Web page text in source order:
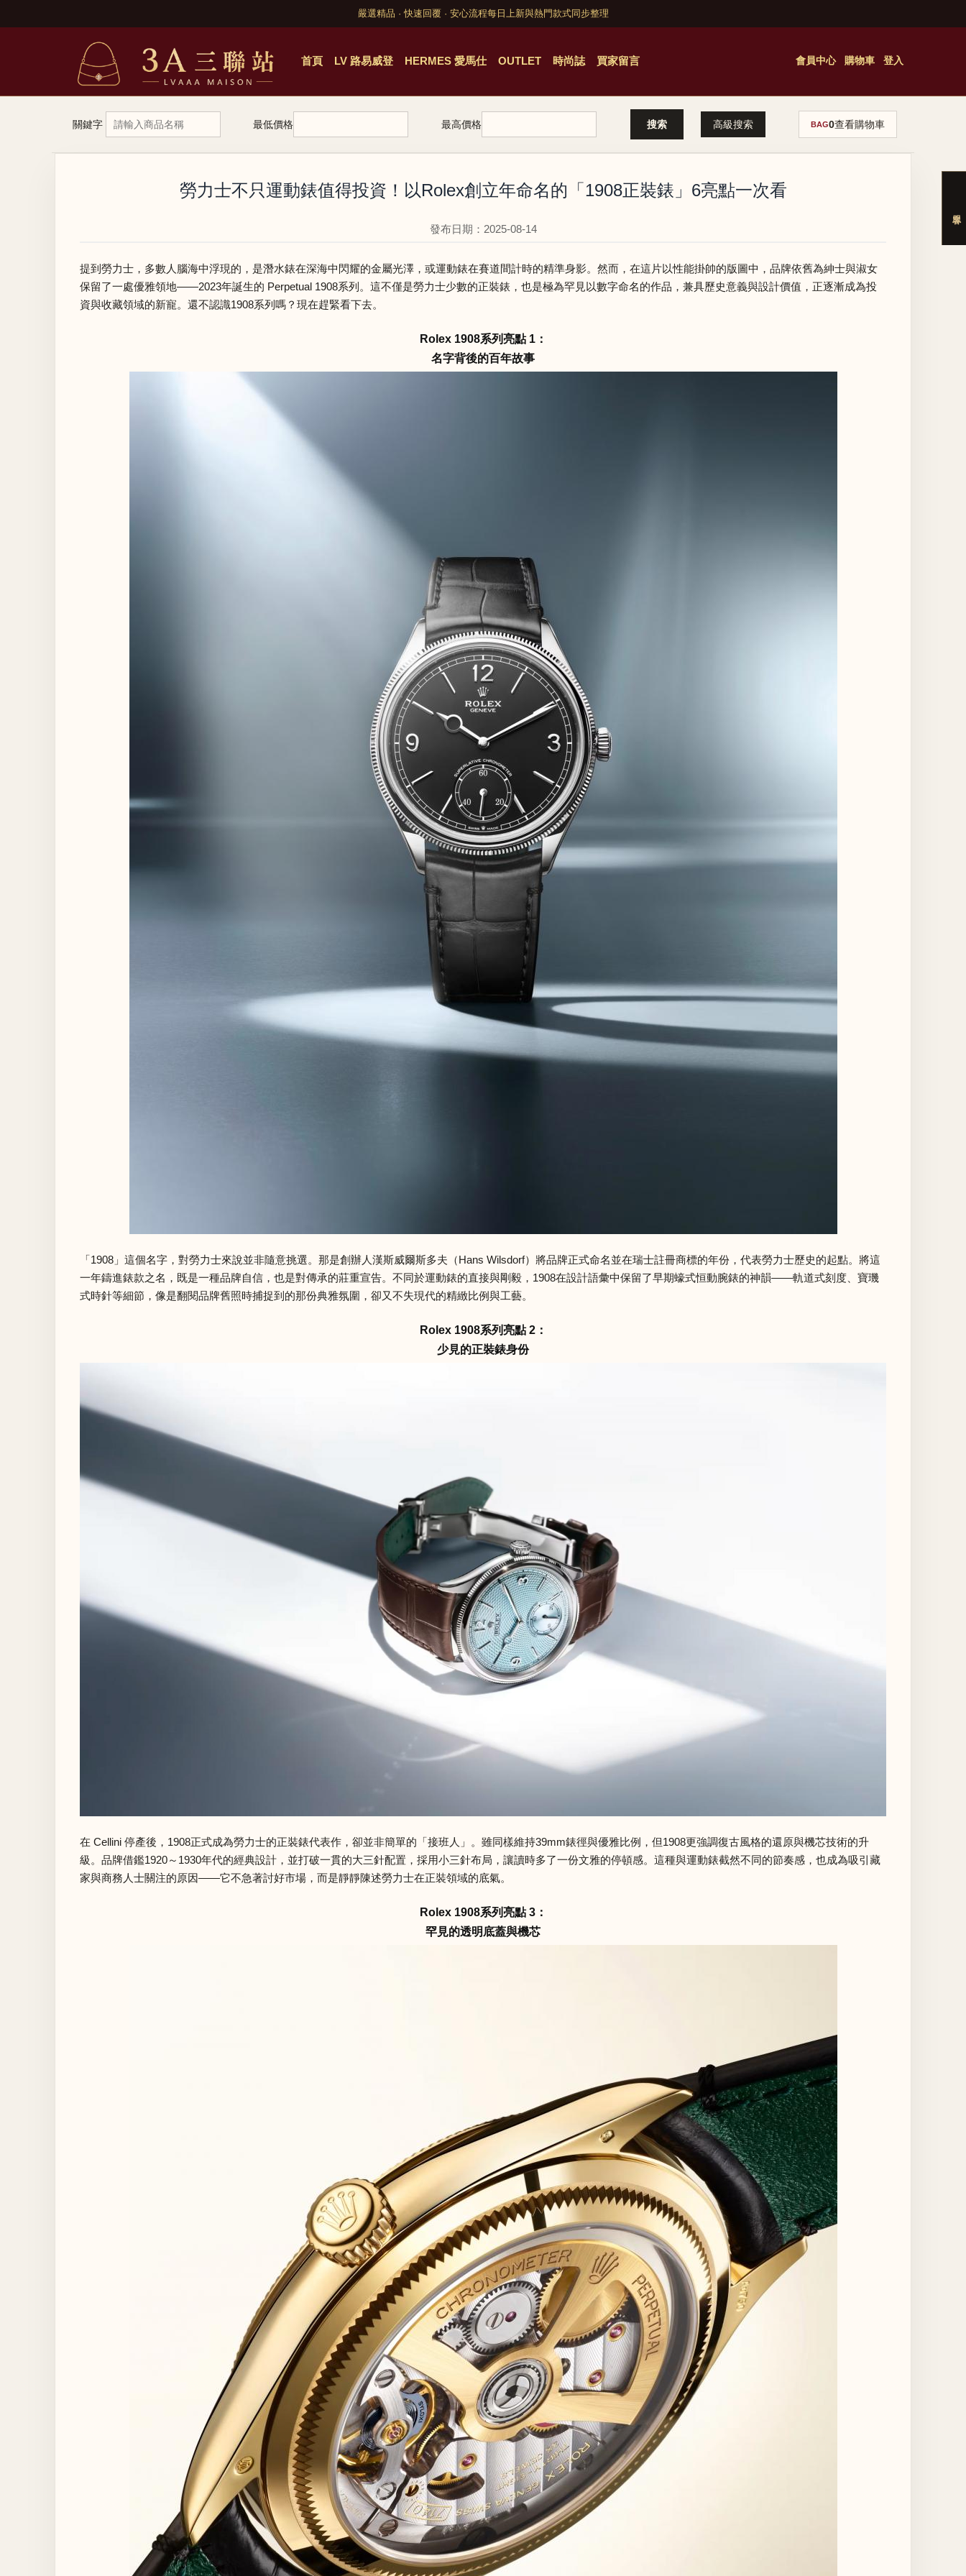
嚴選精品 · 快速回覆 · 安心流程每日上新與熱門款式同步整理
首頁 LV 路易威登 HERMES 愛馬仕 OUTLET 時尚誌 買家留言 會員中心 購物車 登入
關鍵字 最低價格 最高價格 高級搜索 BAG0查看購物車
勞力士不只運動錶值得投資！以Rolex創立年命名的「1908正裝錶」6亮點一次看
發布日期：2025-08-14
提到勞力士，多數人腦海中浮現的，是潛水錶在深海中閃耀的金屬光澤，或運動錶在賽道間計時的精準身影。然而，在這片以性能掛帥的版圖中，品牌依舊為紳士與淑女
保留了一處優雅領地——2023年誕生的 Perpetual 1908系列。這不僅是勞力士少數的正裝錶，也是極為罕見以數字命名的作品，兼具歷史意義與設計價值，正逐漸成為投
資與收藏領域的新寵。還不認識1908系列嗎？現在趕緊看下去。
Rolex 1908系列亮點 1：
名字背後的百年故事
「1908」這個名字，對勞力士來說並非隨意挑選。那是創辦人漢斯威爾斯多夫（Hans Wilsdorf）將品牌正式命名並在瑞士註冊商標的年份，代表勞力士歷史的起點。將這
一年鑄進錶款之名，既是一種品牌自信，也是對傳承的莊重宣告。不同於運動錶的直接與剛毅，1908在設計語彙中保留了早期蠔式恒動腕錶的神韻——軌道式刻度、寶璣
式時針等細節，像是翻閱品牌舊照時捕捉到的那份典雅氛圍，卻又不失現代的精緻比例與工藝。
Rolex 1908系列亮點 2：
少見的正裝錶身份
在 Cellini 停產後，1908正式成為勞力士的正裝錶代表作，卻並非簡單的「接班人」。雖同樣維持39mm錶徑與優雅比例，但1908更強調復古風格的還原與機芯技術的升
級。品牌借鑑1920～1930年代的經典設計，並打破一貫的大三針配置，採用小三針布局，讓讀時多了一份文雅的停頓感。這種與運動錶截然不同的節奏感，也成為吸引藏
家與商務人士關注的原因——它不急著討好市場，而是靜靜陳述勞力士在正裝領域的底氣。
Rolex 1908系列亮點 3：
罕見的透明底蓋與機芯